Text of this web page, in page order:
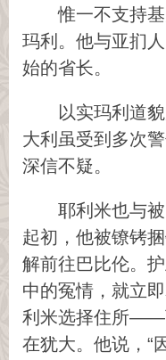
惟一不支持
玛利。他与亚扪
始的省长。
以实玛利道
大利虽受到多次
深信不疑。
耶利米也与
起初，他被镣铐
解前往巴比伦。
中的冤情，就立
利米选择住所——
在犹大。他说，“